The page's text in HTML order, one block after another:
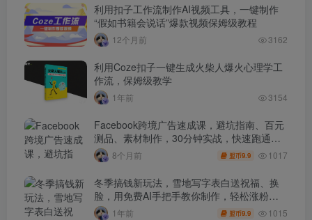
利用扣子工作流制作AI视频工具，一键制作
“假如书籍会说话”爆款视频保姆级教程
12个月前 3162
利用Coze扣子一键生成火柴人爆火心理学工
作流，保姆级教学
1年前 3154
Facebook跨境广告速成课，避坑指南、百元
测品、素材制作，30分钟实战，快速跑通首
单出单8个月前 盟币9.9 1017
冬季搞钱新玩法，雪地写字表白送祝福、换
脸，用免费AI手把手教你制作，轻松涨粉
3.5w，接单到手软
1年前 盟币9.9 1015